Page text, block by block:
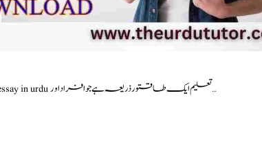
طالب علم کے فرائض talib e ilm ke faraiz essay in urdu تعلیم ایک طاقتور ذریعہ ہے جو افراد اور …